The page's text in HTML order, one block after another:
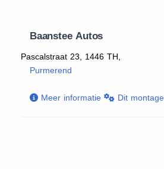
Baanstee Autos
Pascalstraat 23, 1446 TH,
Purmerend
Meer informatie Dit